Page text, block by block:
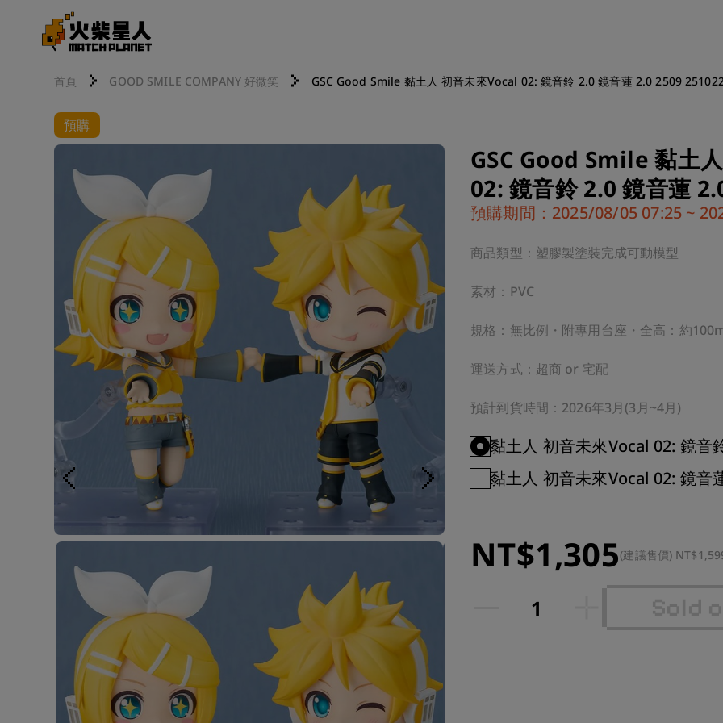
首頁 GOOD SMILE COMPANY 好微笑 GSC Good Smile 黏土人 初音未來Vocal 02: 鏡音鈴 2.0 鏡音蓮 2.0 2509 251022
預購
GSC Good Smile 黏土
02: 鏡音鈴 2.0 鏡音蓮
預購期間：2025/08/05 07:25 ~
商品類型：塑膠製塗裝完成可動模型
素材：PVC
規格：無比例・附專用台座・全高：約
運送方式：超商 or 宅配
預計到貨時間：2026年3月(3月~4月)
黏土人 初音未來Vocal 02: 鏡音
黏土人 初音未來Vocal 02: 鏡音
NT$1,305(建議售價)